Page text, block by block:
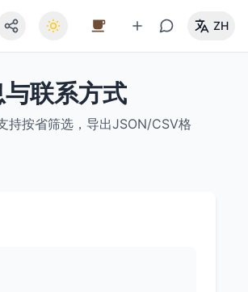
ZH
联系方式
持按省筛选，导出JSON/CSV格